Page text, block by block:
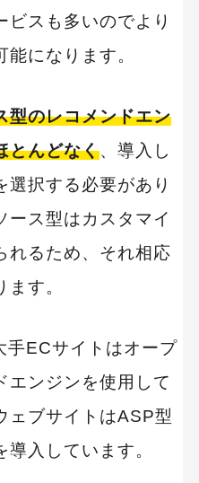
ビスも多いのでより
になります。
型のレコメンドエン
とんどなく、導入し
選択する必要があり
ース型はカスタマイ
れるため、それ相応
す。
ECサイトはオープ
エンジンを使用して
ェブサイトはASP型
入しています。